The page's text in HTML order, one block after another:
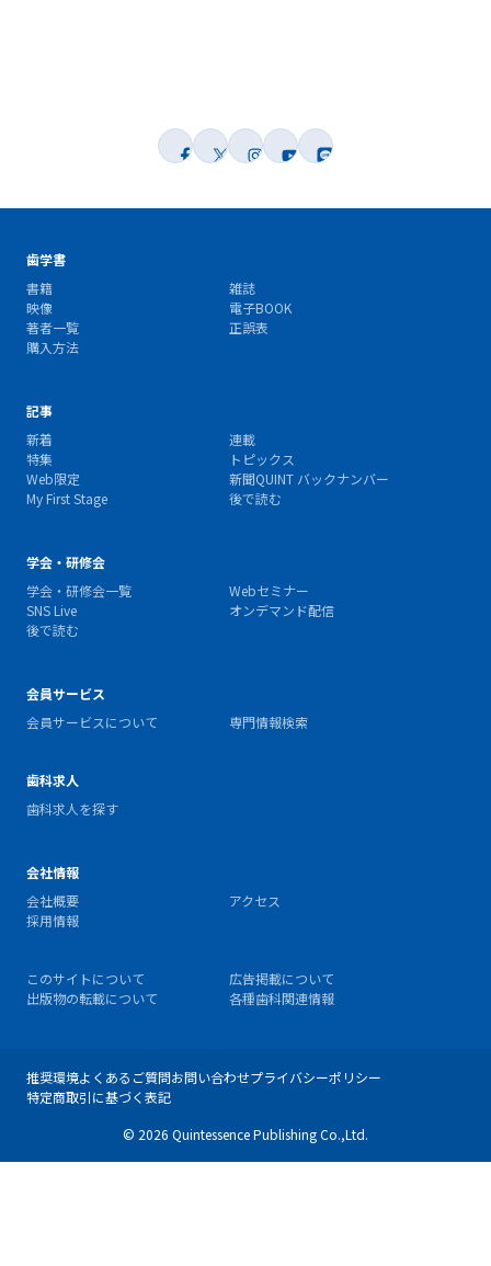
歯学書
書籍
雑誌
映像
電子BOOK
著者一覧
正誤表
購入方法
記事
新着
連載
特集
トピックス
Web限定
新聞QUINT バックナンバー
My First Stage
後で読む
学会・研修会
学会・研修会一覧
Webセミナー
SNS Live
オンデマンド配信
後で読む
会員サービス
会員サービスについて
専門情報検索
歯科求人
歯科求人を探す
会社情報
会社概要
アクセス
採用情報
このサイトについて
広告掲載について
出版物の転載について
各種歯科関連情報
推奨環境よくあるご質問お問い合わせプライバシーポリシー
特定商取引に基づく表記
© 2026 Quintessence Publishing Co.,Ltd.